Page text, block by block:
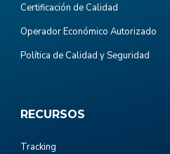
Certificación de Calidad
Operador Económico Autorizado
Política de Calidad y Seguridad
RECURSOS
Tracking